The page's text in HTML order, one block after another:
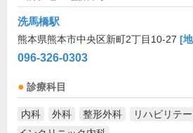
洗馬橋駅
熊本県熊本市中央区新町2丁目10-27 [
096-326-0303
診療科目
内科 外科 整形外科 リハビリテ